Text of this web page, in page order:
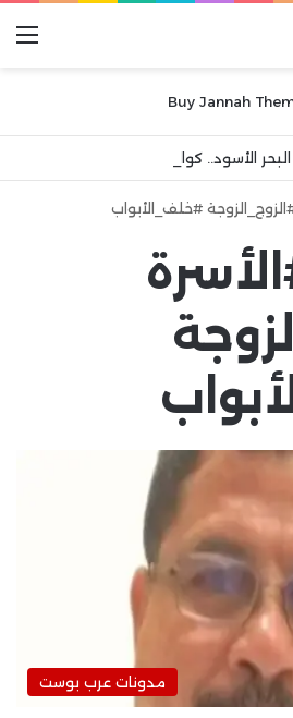
#خلف_الأبواب
مدونات عرب بوست